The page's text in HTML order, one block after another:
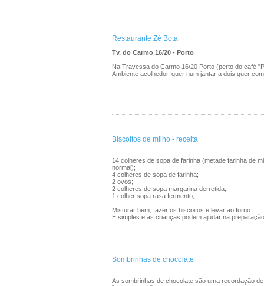
Restaurante Zé Bota
Tv. do Carmo 16/20 - Porto
Na Travessa do Carmo 16/20 Porto (perto do café
Ambiente acolhedor, quer num jantar a dois quer
Biscoitos de milho - receita
14 colheres de sopa de farinha (metade farinha de
normal);
4 colheres de sopa de farinha;
2 ovos;
2 colheres de sopa margarina derretida;
1 colher sopa rasa fermento;
Misturar bem, fazer os biscoitos e levar ao forno.
É simples e as crianças podem ajudar na
Sombrinhas de chocolate
As sombrinhas de chocolate são uma recordação